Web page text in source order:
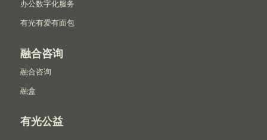
办公数字化服务
有光有爱有面包
融合咨询
融合咨询
融盒
有光公益